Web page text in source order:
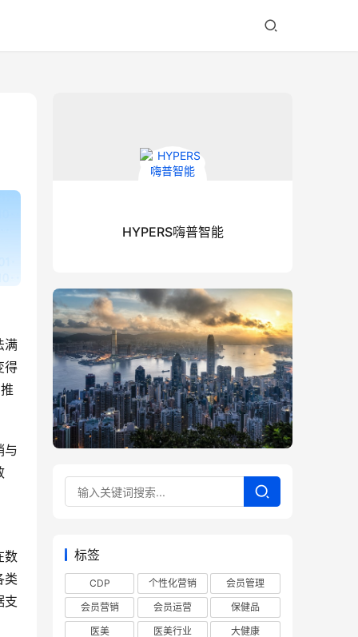
满
得
与
数
类
支
HYPERS嗨普智能
标签
CDP 个性化营销
会员管理
会员营销
会员运营
保健品
医美
医美行业
大健康